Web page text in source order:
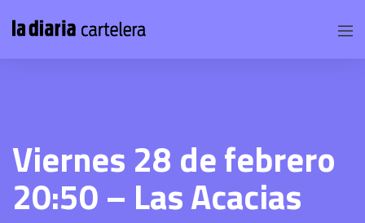
Viernes 28 de febrero
20:50 – Las Acacias